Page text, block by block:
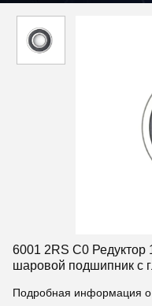
6001 2RS C0
шаровой подшипник с
Подробная информация о